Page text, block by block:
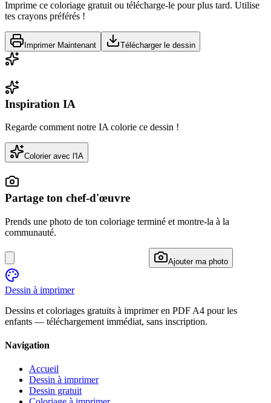
Imprime ce coloriage gratuit ou télécharge-le pour plus tard. Utilise
tes crayons préférés !
Imprimer Maintenant Télécharger le dessin
Inspiration IA
Regarde comment notre IA colorie ce dessin !
Colorier avec l'IA
Partage ton chef-d'œuvre
Prends une photo de ton coloriage terminé et montre-la à la
communauté.
Ajouter ma photo
Dessin à imprimer
Dessins et coloriages gratuits à imprimer en PDF A4 pour les
enfants — téléchargement immédiat, sans inscription.
Navigation
Accueil
Dessin à imprimer
Dessin gratuit